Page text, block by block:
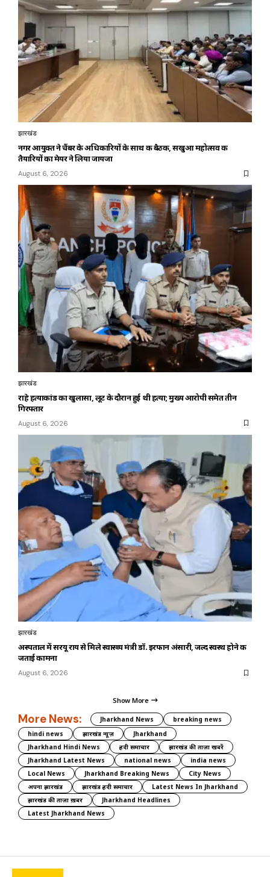
झारखंड
नगर आयुक्त ने चैंबर के अधिकारियों के साथ की बैठक, सखुआ महोत्सव की
तैयारियों का मेयर ने लिया जायजा
August 6, 2026
झारखंड
राहे हत्याकांड का खुलासा, लूट के दौरान हुई थी हत्या; मुख्य आरोपी समेत तीन
गिरफ्तार
August 6, 2026
झारखंड
अस्पताल में सरयू राय से मिले स्वास्थ्य मंत्री डॉ. इरफान अंसारी, जल्द स्वस्थ होने की
जताई कामना
August 6, 2026
Show More
More News: Jharkhand News
breaking news
hindi news
झारखंड न्यूज़
Jharkhand
Jharkhand Hindi News
हिंदी समाचार
झारखंड की ताज़ा खबरें
Jharkhand Latest News
national news
india news
Local News
Jharkhand Breaking News
City News
अपना झारखंड
झारखंड हिंदी समाचार
Latest News In Jharkhand
झारखंड की ताज़ा ख़बर
Jharkhand Headlines
Latest Jharkhand News